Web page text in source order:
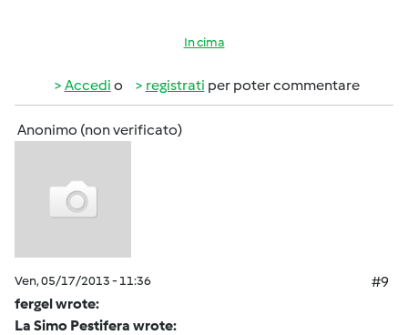
In cima
Accedi o registrati per poter commentare
Anonimo (non verificato)
Ven, 05/17/2013 - 11:36
#9
fergel wrote:
La Simo Pestifera wrote: